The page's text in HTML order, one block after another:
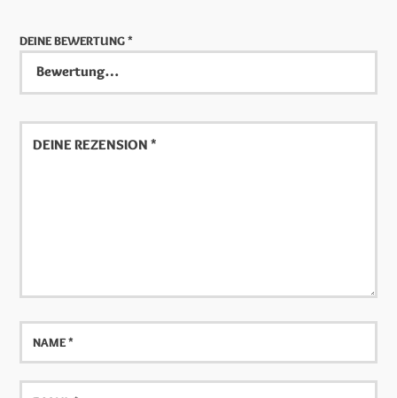
DEINE BEWERTUNG*
Deine
Rezension
Name
E-